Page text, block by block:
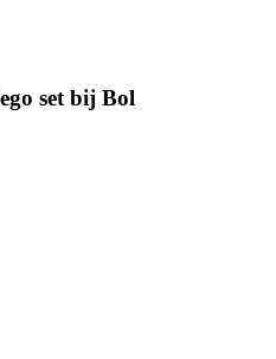
set bij Bol